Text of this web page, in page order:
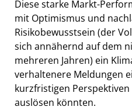
Diese starke Markt-
mit Optimismus und
Risikobewusstsein (der
sich annähernd auf dem
mehreren Jahren) ein
verhaltenere Meldungen
kurzfristigen
auslösen könnten.